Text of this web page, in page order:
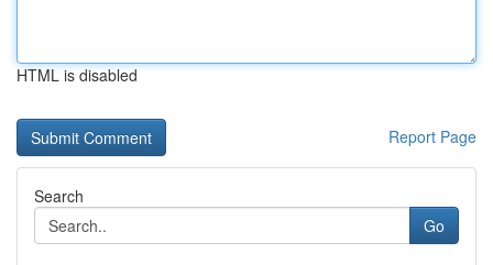
HTML is disabled
Report Page
Search
Go